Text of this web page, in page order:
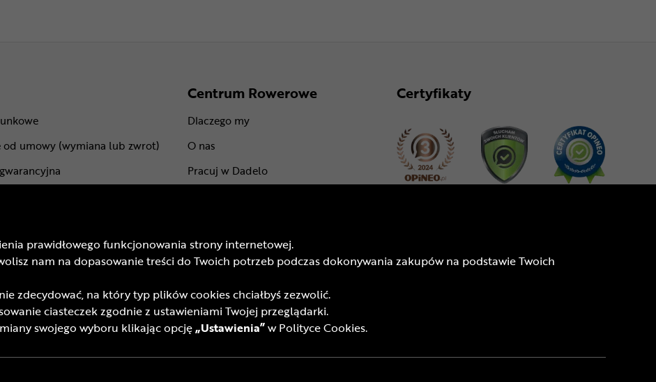
od umowy (wymiana lub zwrot)
lojalnościowego
podarunkowych
promocyjnych
Cyfrowych (DSA)
Centrum Rowerowe
Dlaczego my
O nas
Pracuj w Dadelo
BLOG
Trasy rowerowe
Atrakcje rowerowe
Certyfikaty
prawidłowego funkcjonowania strony internetowej.
nam na dopasowanie treści do Twoich potrzeb podczas dokonywania zakupów na podstawie Twoich
zdecydować, na który typ plików cookies chciałbyś zezwolić.
ciasteczek zgodnie z ustawieniami Twojej przeglądarki.
swojego wyboru klikając opcję„Ustawienia”w Polityce Cookies.